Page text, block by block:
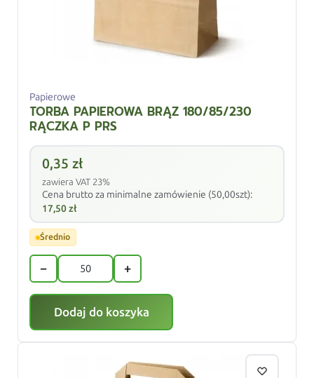
Papierowe
TORBA PAPIEROWA BRĄZ 180/85/230
RĄCZKA P PRS
0,35zł
zawiera VAT 23%
Cena brutto za minimalne zamówienie (50,00szt):
17,50zł
Średnio
− +
Dodaj do koszyka